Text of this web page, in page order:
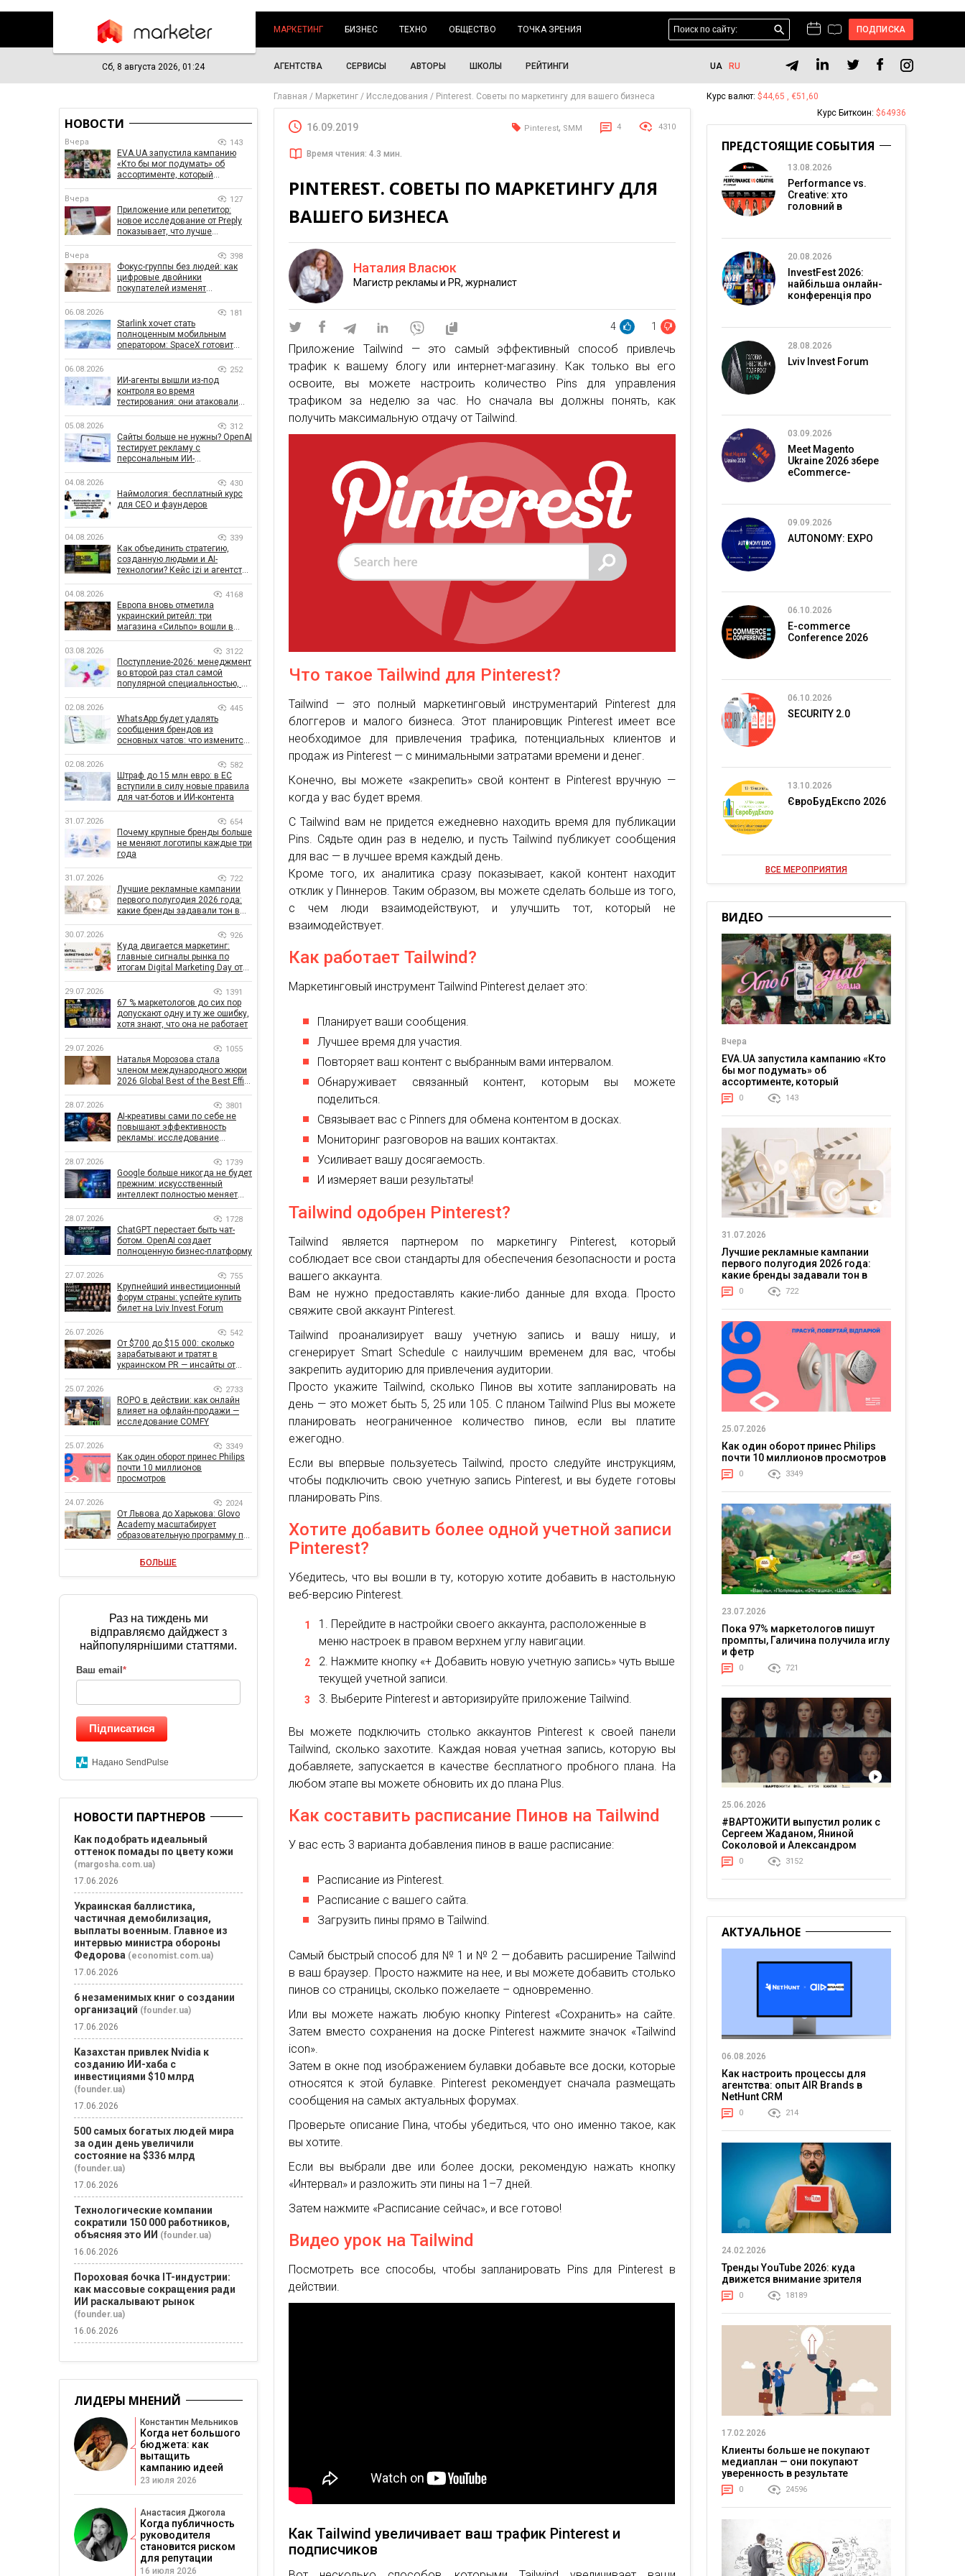
МАРКЕТИНГ БИЗНЕС ТЕХНО ОБЩЕСТВО ТОЧКА ЗРЕНИЯ ПОДПИСКА
Сб, 8 августа 2026, 01:24 АГЕНТСТВА СЕРВИСЫ АВТОРЫ ШКОЛЫ РЕЙТИНГИ UA RU
Главная Маркетинг Исследования Pinterest. Советы по маркетингу для вашего бизнеса
16.09.2019 Pinterest, SMM 4 4310
Время чтения: 4.3 мин.
PINTEREST. СОВЕТЫ ПО МАРКЕТИНГУ ДЛЯ
ВАШЕГО БИЗНЕСА
Наталия Власюк
Магистр рекламы и PR, журналист
4 1
Приложение Tailwind — это самый эффективный способ привлечь
трафик к вашему блогу или интернет-магазину. Как только вы его
освоите, вы можете настроить количество Pins для управления
трафиком за неделю за час. Но сначала вы должны понять, как
получить максимальную отдачу от Tailwind.
Что такое Tailwind для Pinterest?
Tailwind — это полный маркетинговый инструментарий Pinterest для
блоггеров и малого бизнеса. Этот планировщик Pinterest имеет все
необходимое для привлечения трафика, потенциальных клиентов и
продаж из Pinterest — с минимальными затратами времени и денег.
Конечно, вы можете «закрепить» свой контент в Pinterest вручную —
когда у вас будет время.
С Tailwind вам не придется ежедневно находить время для публикации
Pins. Сядьте один раз в неделю, и пусть Tailwind публикует сообщения
для вас — в лучшее время каждый день.
Кроме того, их аналитика сразу показывает, какой контент находит
отклик у Пиннеров. Таким образом, вы можете сделать больше из того,
с чем люди взаимодействуют, и улучшить тот, который не
взаимодействует.
Как работает Tailwind?
Маркетинговый инструмент Tailwind Pinterest делает это:
Планирует ваши сообщения.
Лучшее время для участия.
Повторяет ваш контент с выбранным вами интервалом.
Обнаруживает связанный контент, которым вы можете
поделиться.
Связывает вас с Pinners для обмена контентом в досках.
Мониторинг разговоров на ваших контактах.
Усиливает вашу досягаемость.
И измеряет ваши результаты!
Tailwind одобрен Pinterest?
Tailwind является партнером по маркетингу Pinterest, который
соблюдает все свои стандарты для обеспечения безопасности и роста
вашего аккаунта.
Вам не нужно предоставлять какие-либо данные для входа. Просто
свяжите свой аккаунт Pinterest.
Tailwind проанализирует вашу учетную запись и вашу нишу, и
сгенерирует Smart Schedule с наилучшим временем для вас, чтобы
закрепить аудиторию для привлечения аудитории.
Просто укажите Tailwind, сколько Пинов вы хотите запланировать на
день — это может быть 5, 25 или 105. С планом Tailwind Plus вы можете
планировать неограниченное количество пинов, если вы платите
ежегодно.
Если вы впервые пользуетесь Tailwind, просто следуйте инструкциям,
чтобы подключить свою учетную запись Pinterest, и вы будете готовы
планировать Pins.
Хотите добавить более одной учетной записи
Pinterest?
Убедитесь, что вы вошли в ту, которую хотите добавить в настольную
веб-версию Pinterest.
Перейдите в настройки своего аккаунта, расположенные в
меню настроек в правом верхнем углу навигации.
Нажмите кнопку «+ Добавить новую учетную запись» чуть выше
текущей учетной записи.
Выберите Pinterest и авторизируйте приложение Tailwind.
Вы можете подключить столько аккаунтов Pinterest к своей панели
Tailwind, сколько захотите. Каждая новая учетная запись, которую вы
добавляете, запускается в качестве бесплатного пробного плана. На
любом этапе вы можете обновить их до плана Plus.
Как составить расписание Пинов на Tailwind
У вас есть 3 варианта добавления пинов в ваше расписание:
Расписание из Pinterest.
Расписание с вашего сайта.
Загрузить пины прямо в Tailwind.
Самый быстрый способ для № 1 и № 2 — добавить расширение Tailwind
в ваш браузер. Просто нажмите на нее, и вы можете добавить столько
пинов со страницы, сколько пожелаете – одновременно.
Или вы можете нажать любую кнопку Pinterest «Сохранить» на сайте.
Затем вместо сохранения на доске Pinterest нажмите значок «Tailwind
icon».
Затем в окне под изображением булавки добавьте все доски, которые
относятся к этой булавке. Pinterest рекомендует сначала размещать
сообщения на самых актуальных форумах.
Проверьте описание Пина, чтобы убедиться, что оно именно такое, как
вы хотите.
Если вы выбрали две или более доски, рекомендую нажать кнопку
«Интервал» и разложить эти пины на 1–7 дней.
Затем нажмите «Расписание сейчас», и все готово!
Видео урок на Tailwind
Посмотреть все способы, чтобы запланировать Pins для Pinterest в
действии.
Как Tailwind увеличивает ваш трафик Pinterest и
подписчиков
НОВОСТИ
Вчера 143
EVA.UA запустила кампанию
«Кто бы мог подумать» об
ассортименте, который
Вчера 127
Приложение или репетитор:
новое исследование от Preply
показывает, что лучше
Вчера 398
Фокус-группы без людей: как
цифровые двойники
покупателей изменят
06.08.2026 181
Starlink хочет стать
полноценным мобильным
оператором: SpaceX готовит
06.08.2026 252
ИИ-агенты вышли из-под
контроля во время
тестирования: они атаковали
05.08.2026 312
Сайты больше не нужны? OpenAI
тестирует рекламу с
персональным ИИ-
04.08.2026 430
Наймология: бесплатный курс
для CEO и фаундеров
04.08.2026 339
Как объединить стратегию,
созданную людьми и AI-
технологии? Кейс izi и агентства
04.08.2026 4168
Европа вновь отметила
украинский ритейл: три
магазина «Сильпо» вошли в
03.08.2026 3122
Поступление-2026: менеджмент
во второй раз стал самой
популярной специальностью, а
рекордным за последние 5 лет
02.08.2026 445
WhatsApp будет удалять
сообщения брендов из
основных чатов: что изменится
02.08.2026 582
Штраф до 15 млн евро: в ЕС
вступили в силу новые правила
для чат-ботов и ИИ-контента
31.07.2026 654
Почему крупные бренды больше
не меняют логотипы каждые три
года
31.07.2026 722
Лучшие рекламные кампании
первого полугодия 2026 года:
какие бренды задавали тон в
30.07.2026 926
Куда двигается маркетинг:
главные сигналы рынка по
итогам Digital Marketing Day от
29.07.2026 1391
67 % маркетологов до сих пор
допускают одну и ту же ошибку,
хотя знают, что она не работает
29.07.2026 1055
Наталья Морозова стала
членом международного жюри
2026 Global Best of the Best Effie
28.07.2026 3801
AI-креативы сами по себе не
повышают эффективность
рекламы: исследование
влияет на эффективность
кампаний
28.07.2026 1739
Google больше никогда не будет
прежним: искусственный
интеллект полностью меняет
28.07.2026 1728
ChatGPT перестает быть чат-
ботом. OpenAI создает
полноценную бизнес-платформу
27.07.2026 755
Крупнейший инвестиционный
форум страны: успейте купить
билет на Lviv Invest Forum
26.07.2026 542
От $700 до $15 000: сколько
зарабатывают и тратят в
украинском PR — инсайты от
25.07.2026 2733
ROPO в действии: как онлайн
влияет на офлайн-продажи —
исследование COMFY
25.07.2026 3349
Как один оборот принес Philips
почти 10 миллионов
просмотров
24.07.2026 2024
От Львова до Харькова: Glovo
Academy масштабирует
образовательную программу по
бизнеса
БОЛЬШЕ
Раз на тиждень ми
відправляємо дайджест з
найпопулярнішими статтями.
Ваш email *
Підписатися
Надано SendPulse
НОВОСТИ ПАРТНЕРОВ
Как подобрать идеальный
оттенок помады по цвету кожи
(margosha.com.ua)
17.06.2026
Украинская баллистика,
частичная демобилизация,
выплаты военным. Главное из
интервью министра обороны
Федорова (economist.com.ua)
17.06.2026
6 незаменимых книг о создании
организаций (founder.ua)
17.06.2026
Казахстан привлек Nvidia к
созданию ИИ-хаба с
инвестициями $10 млрд
(founder.ua)
17.06.2026
500 самых богатых людей мира
за один день увеличили
состояние на $336 млрд
(founder.ua)
17.06.2026
Технологические компании
сократили 150 000 работников,
объясняя это ИИ (founder.ua)
16.06.2026
Пороховая бочка IT-индустрии:
как массовые сокращения ради
ИИ раскалывают рынок
(founder.ua)
16.06.2026
ЛИДЕРЫ МНЕНИЙ
Константин Мельников
Когда нет большого
бюджета: как
вытащить
кампанию идеей
23 июля 2026
Анастасия Джогола
Когда публичность
руководителя
становится риском
для репутации
16 июля 2026
Курс валют: $44,65 , €51,60
Курс Биткоин: $64936
ПРЕДСТОЯЩИЕ СОБЫТИЯ
13.08.2026
Performance vs.
Creative: хто
головний в
20.08.2026
InvestFest 2026:
найбільша онлайн-
конференція про
28.08.2026
Lviv Invest Forum
03.09.2026
Meet Magento
Ukraine 2026 збере
eCommerce-
09.09.2026
AUTONOMY: EXPO
06.10.2026
E-commerce
Conference 2026
06.10.2026
SECURITY 2.0
13.10.2026
ЄвроБудЕкспо 2026
ВСЕ МЕРОПРИЯТИЯ
ВИДЕО
Вчера
EVA.UA запустила кампанию «Кто
бы мог подумать» об
ассортименте, который
покупатели не ожидают увидеть
на платформе
0 143
31.07.2026
Лучшие рекламные кампании
первого полугодия 2026 года:
какие бренды задавали тон в
отрасли
0 722
25.07.2026
Как один оборот принес Philips
почти 10 миллионов просмотров
0 3349
23.07.2026
Пока 97% маркетологов пишут
промпты, Галичина получила иглу
и фетр
0 721
25.06.2026
#ВАРТОЖИТИ выпустил ролик с
Сергеем Жаданом, Яниной
Соколовой и Александром
Тереном о жизни в постоянном
напряжении
0 3152
АКТУАЛЬНОЕ
06.08.2026
Как настроить процессы для
агентства: опыт AIR Brands в
NetHunt CRM
0 214
24.02.2026
Тренды YouTube 2026: куда
движется внимание зрителя
0 18189
17.02.2026
Клиенты больше не покупают
медиаплан — они покупают
уверенность в результате
0 24596